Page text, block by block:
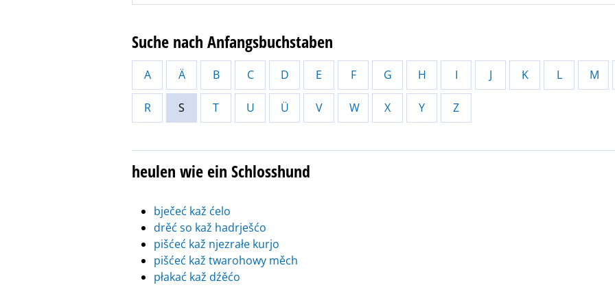
Suche nach Anfangsbuchstaben
A Ä B C D E F G H I J K L M
R S T U Ü V W X Y Z
heulen wie ein Schlosshund
bječeć kaž ćelo
drěć so kaž hadrješćo
pišćeć kaž njezrałe kurjo
pišćeć kaž twarohowy měch
płakać kaž dźěćo